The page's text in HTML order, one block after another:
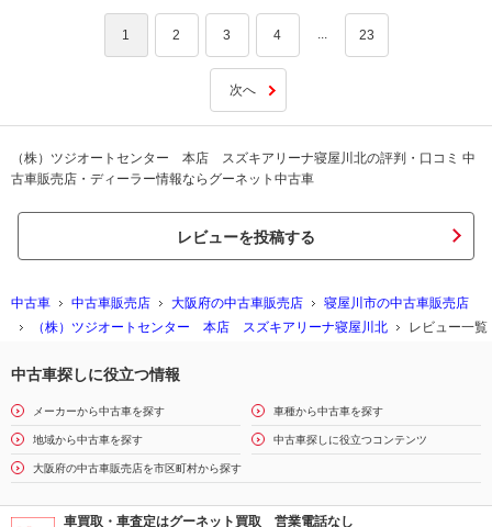
1 2 3 4 ... 23
次へ
（株）ツジオートセンター 本店 スズキアリーナ寝屋川北の評判・口コミ 中
古車販売店・ディーラー情報ならグーネット中古車
レビューを投稿する
中古車 中古車販売店 大阪府の中古車販売店
寝屋川市の中古車販売店
（株）ツジオートセンター 本店 スズキアリーナ寝屋川北
レビュー一覧
中古車探しに役立つ情報
メーカーから中古車を探す 車種から中古車を探す
地域から中古車を探す 中古車探しに役立つコンテンツ
大阪府の中古車販売店を市区町村から探す
車買取・車査定はグーネット買取 営業電話なし